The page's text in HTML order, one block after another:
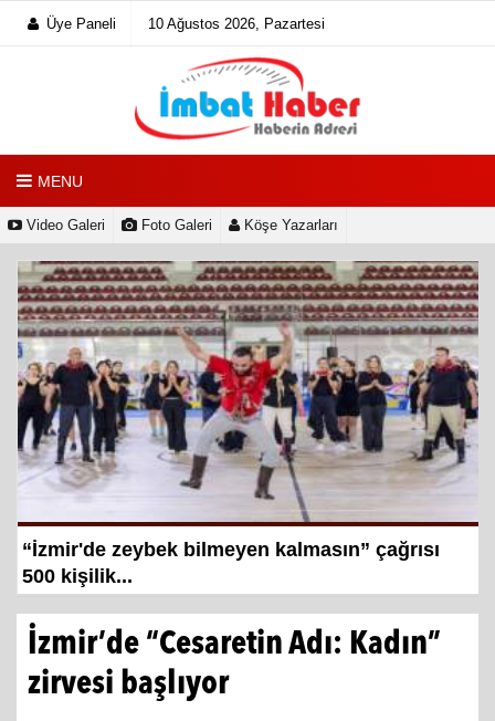
Üye Paneli 10 Ağustos 2026, Pazartesi
MENU
Video Galeri Foto Galeri Köşe Yazarları
Hayat kurtaran baba, kızını kortlarda
şampiyonluğa hazırlıyor
İzmir’de “Cesaretin Adı: Kadın”
zirvesi başlıyor